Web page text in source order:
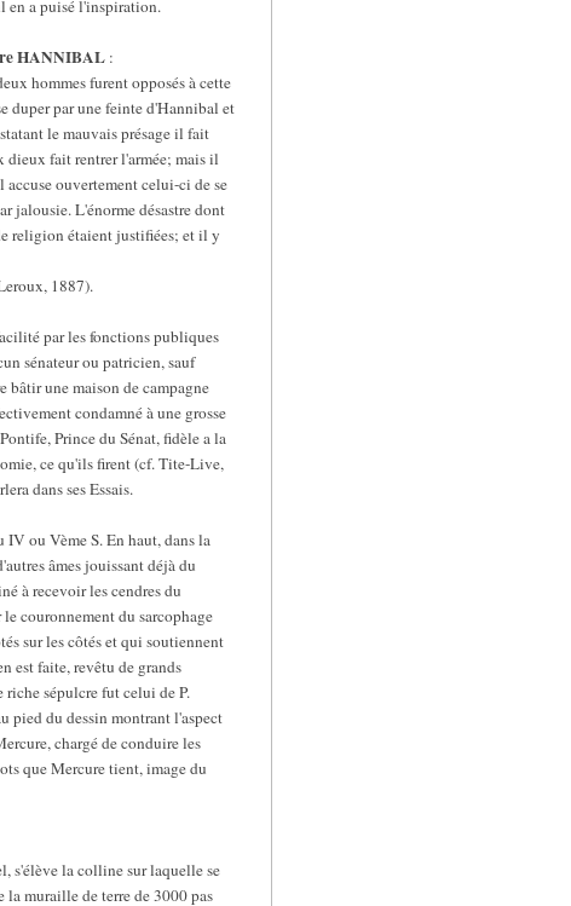
en a puisé l'inspiration.
HANNIBAL :
hommes furent opposés à cette
duper par une feinte d'Hannibal et
le mauvais présage il fait
dieux fait rentrer l'armée; mais il
ouvertement celui-ci de se
jalousie. L'énorme désastre dont
religion étaient justifiées; et il y
1887).
par les fonctions publiques
sénateur ou patricien, sauf
une maison de campagne
condamné à une grosse
Prince du Sénat, fidèle a la
ce qu'ils firent (cf. Tite-Live,
dans ses Essais.
ou Vème S. En haut, dans la
âmes jouissant déjà du
à recevoir les cendres du
couronnement du sarcophage
sur les côtés et qui soutiennent
est faite, revêtu de grands
riche sépulcre fut celui de P.
pied du dessin montrant l'aspect
chargé de conduire les
que Mercure tient, image du
s'élève la colline sur laquelle se
muraille de terre de 3000 pas